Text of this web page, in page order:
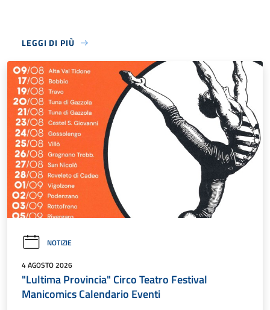
LEGGI DI PIÙ
NOTIZIE
4 AGOSTO 2026
"Lultima Provincia" Circo Teatro Festival
Manicomics Calendario Eventi